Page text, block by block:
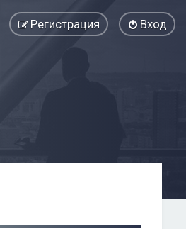
Вход
Регистрация